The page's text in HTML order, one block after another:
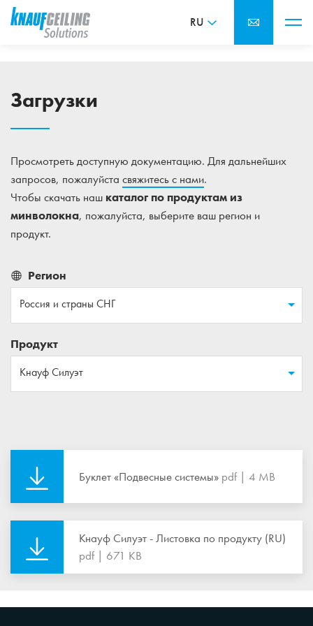
RU
Загрузки
Просмотреть доступную документацию. Для дальнейших
запросов, пожалуйста свяжитесь с нами.
Чтобы скачать наш каталог по продуктам из
минволокна, пожалуйста, выберите ваш регион и
продукт.
Регион
Россия и страны СНГ
Продукт
Кнауф Силуэт
Буклет «Подвесные системы» pdf | 4 MB
Кнауф Силуэт - Листовка по продукту (RU)
pdf | 671 KB